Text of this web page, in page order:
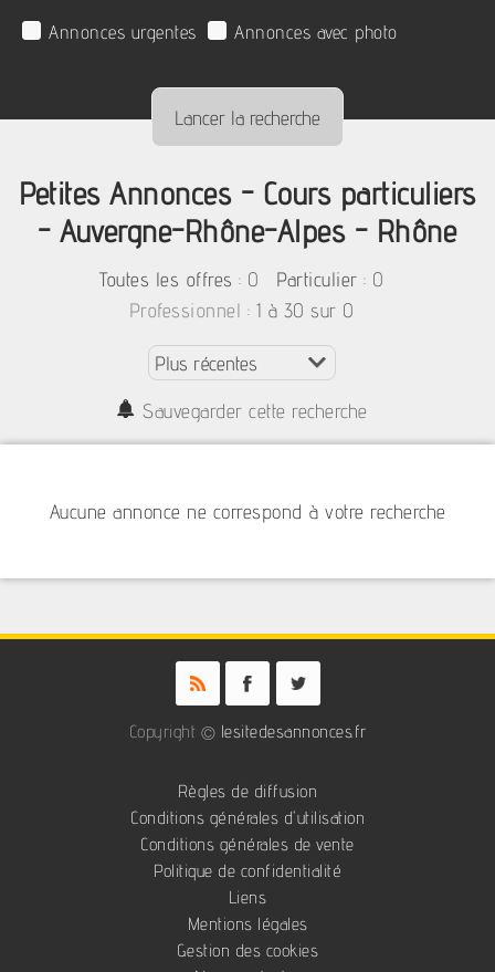
Annonces urgentes
Annonces avec photo
Petites Annonces - Cours particuliers
- Auvergne-Rhône-Alpes - Rhône
Toutes les offres : 0 Particulier : 0
Professionnel : 1 à 30 sur 0
Sauvegarder cette recherche
Aucune annonce ne correspond à votre recherche
Copyright © lesitedesannonces.fr
Règles de diffusion
Conditions générales d'utilisation
Conditions générales de vente
Politique de confidentialité
Liens
Mentions légales
Gestion des cookies